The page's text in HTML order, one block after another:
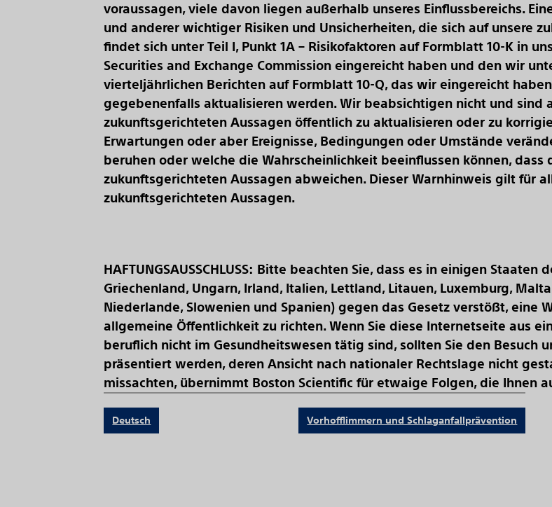
voraussagen, viele davon liegen außerhalb unseres Einflussbereichs.
und anderer wichtiger Risiken und Unsicherheiten, die sich auf unsere
findet sich unter Teil I, Punkt 1A – Risikofaktoren auf Formblatt 10-K in
Securities and Exchange Commission eingereicht haben und den wir
vierteljährlichen Berichten auf Formblatt 10-Q, das wir eingereicht
gegebenenfalls aktualisieren werden. Wir beabsichtigen nicht und sind
zukunftsgerichteten Aussagen öffentlich zu aktualisieren oder zu
Erwartungen oder aber Ereignisse, Bedingungen oder Umstände
beruhen oder welche die Wahrscheinlichkeit beeinflussen können,
zukunftsgerichteten Aussagen abweichen. Dieser Warnhinweis gilt für
zukunftsgerichteten Aussagen.
HAFTUNGSAUSSCHLUSS: Bitte beachten Sie, dass es in einigen Staaten
Griechenland, Ungarn, Irland, Italien, Lettland, Litauen, Luxemburg,
Niederlande, Slowenien und Spanien) gegen das Gesetz verstößt, eine
allgemeine Öffentlichkeit zu richten. Wenn Sie diese Internetseite aus
beruflich nicht im Gesundheitswesen tätig sind, sollten Sie den Besuch
präsentiert werden, deren Ansicht nach nationaler Rechtslage nicht
missachten, übernimmt Boston Scientific für etwaige Folgen, die Ihnen
Deutsch Vorhofflimmern und Schlaganfallprävention